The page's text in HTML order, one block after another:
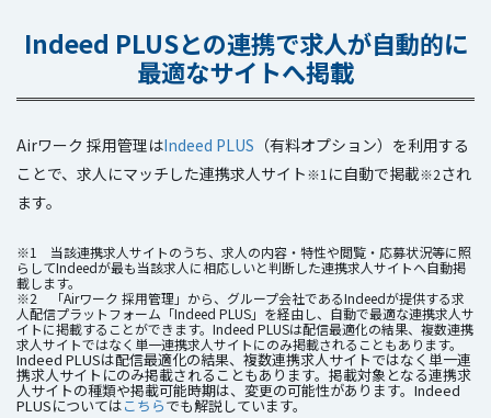
Indeed PLUSとの連携で求人が自動的に
最適なサイトへ掲載
Airワーク 採用管理はIndeed PLUS （有料オプション）を利用する
ことで、求人にマッチした連携求人サイト※1 に自動で掲載※2され
ます。
※1 当該連携求人サイトのうち、求人の内容・特性や閲覧・応募状況等に照
らしてIndeedが最も当該求人に相応しいと判断した連携求人サイトへ自動掲
載します。
※2 「Airワーク 採用管理」から、グループ会社であるIndeedが提供する求
人配信プラットフォーム「Indeed PLUS」を経由し、自動で最適な連携求人サ
イトに掲載することができます。Indeed PLUSは配信最適化の結果、複数連携
求人サイトではなく単一連携求人サイトにのみ掲載されることもあります。
Indeed PLUSは配信最適化の結果、複数連携求人サイトではなく単一連
携求人サイトにのみ掲載されることもあります。掲載対象となる連携求
人サイトの種類や掲載可能時期は、変更の可能性があります。Indeed
PLUSについてはこちらでも解説しています。